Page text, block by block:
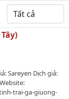
Sareyen Dịch giả:
trai-ga-giuong-